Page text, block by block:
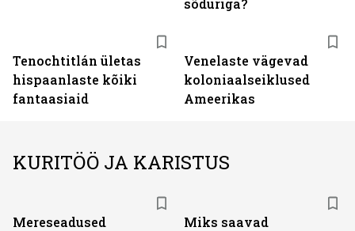
sõduriga?
Tenochtitlán ületas
hispaanlaste kõiki
fantaasiaid
Venelaste vägevad
koloniaalseiklused
Ameerikas
KURITÖÖ JA KARISTUS
Mereseadused
Miks saavad